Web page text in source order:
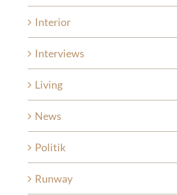
Interior
Interviews
Living
News
Politik
Runway